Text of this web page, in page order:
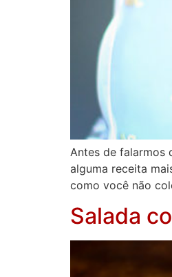
Antes de falarmos
alguma receita
como você não
Salada